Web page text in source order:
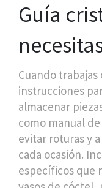
Guía
Cuando trabajas
instrucciones
almacenar
como manual
evitar roturas y
cada ocasión.
específicos que